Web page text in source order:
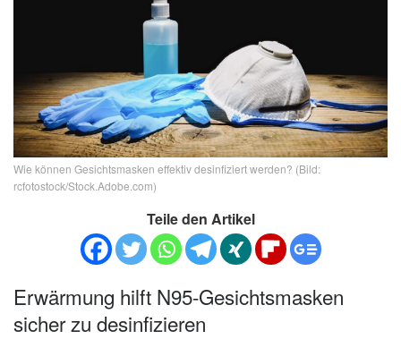
Wie können Gesichtsmasken effektiv desinfiziert werden? (Bild:
rcfotostock/Stock.Adobe.com)
Teile den Artikel
Erwärmung hilft N95-Gesichtsmasken
sicher zu desinfizieren